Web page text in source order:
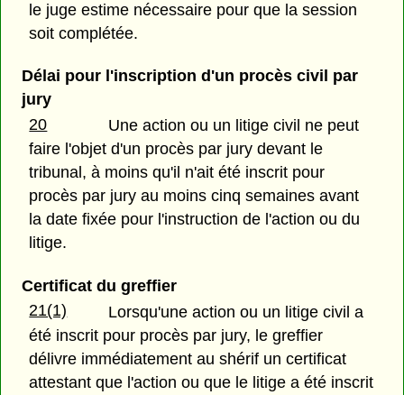
le juge estime nécessaire pour que la session
soit complétée.
Délai pour l'inscription d'un procès civil par
jury
20
Une action ou un litige civil ne peut
faire l'objet d'un procès par jury devant le
tribunal, à moins qu'il n'ait été inscrit pour
procès par jury au moins cinq semaines avant
la date fixée pour l'instruction de l'action ou du
litige.
Certificat du greffier
21(1)
Lorsqu'une action ou un litige civil a
été inscrit pour procès par jury, le greffier
délivre immédiatement au shérif un certificat
attestant que l'action ou que le litige a été inscrit